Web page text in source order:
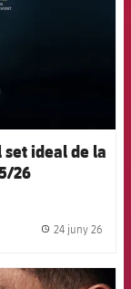
set ideal de la
26
24 juny 26
badge